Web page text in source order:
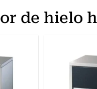
de hielo